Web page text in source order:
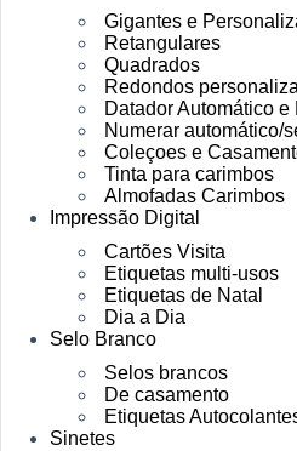
Gigantes e
Retangulares
Quadrados
Redondos
Datador Automático e
Numerar automático/
Coleçoes e
Tinta para carimbos
Almofadas Carimbos
Impressão Digital
Cartões Visita
Etiquetas multi-usos
Etiquetas de Natal
Dia a Dia
Selo Branco
Selos brancos
De casamento
Etiquetas
Sinetes